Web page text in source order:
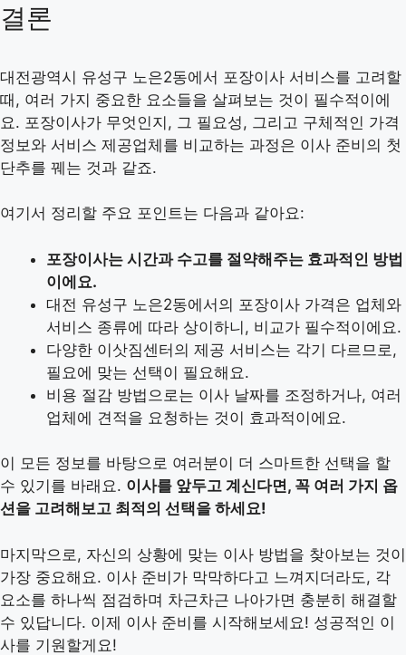
결론
대전광역시 유성구 노은2동에서 포장이사 서비스를 고려할
때, 여러 가지 중요한 요소들을 살펴보는 것이 필수적이에
요. 포장이사가 무엇인지, 그 필요성, 그리고 구체적인 가격
정보와 서비스 제공업체를 비교하는 과정은 이사 준비의 첫
단추를 꿰는 것과 같죠.
여기서 정리할 주요 포인트는 다음과 같아요:
포장이사는 시간과 수고를 절약해주는 효과적인 방법
이에요.
대전 유성구 노은2동에서의 포장이사 가격은 업체와
서비스 종류에 따라 상이하니, 비교가 필수적이에요.
다양한 이삿짐센터의 제공 서비스는 각기 다르므로,
필요에 맞는 선택이 필요해요.
비용 절감 방법으로는 이사 날짜를 조정하거나, 여러
업체에 견적을 요청하는 것이 효과적이에요.
이 모든 정보를 바탕으로 여러분이 더 스마트한 선택을 할
수 있기를 바래요. 이사를 앞두고 계신다면, 꼭 여러 가지 옵
션을 고려해보고 최적의 선택을 하세요!
마지막으로, 자신의 상황에 맞는 이사 방법을 찾아보는 것이
가장 중요해요. 이사 준비가 막막하다고 느껴지더라도, 각
요소를 하나씩 점검하며 차근차근 나아가면 충분히 해결할
수 있답니다. 이제 이사 준비를 시작해보세요! 성공적인 이
사를 기원할게요!